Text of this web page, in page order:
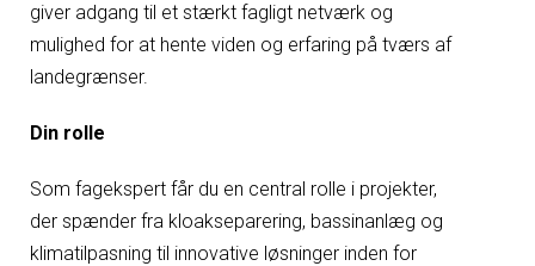
giver adgang til et stærkt fagligt netværk og
mulighed for at hente viden og erfaring på tværs af
landegrænser.
Din rolle
Som fagekspert får du en central rolle i projekter,
der spænder fra kloakseparering, bassinanlæg og
klimatilpasning til innovative løsninger inden for